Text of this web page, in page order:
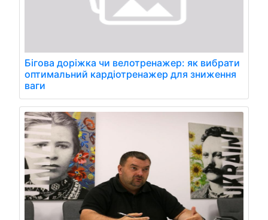
Бігова доріжка чи велотренажер: як вибрати
оптимальний кардіотренажер для зниження
ваги